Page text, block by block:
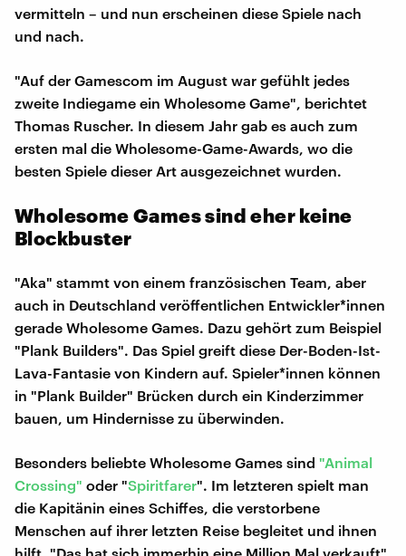
vermitteln – und nun erscheinen diese Spiele nach
und nach.
"Auf der Gamescom im August war gefühlt jedes
zweite Indiegame ein Wholesome Game", berichtet
Thomas Ruscher. In diesem Jahr gab es auch zum
ersten mal die Wholesome-Game-Awards, wo die
besten Spiele dieser Art ausgezeichnet wurden.
Wholesome Games sind eher keine
Blockbuster
"Aka" stammt von einem französischen Team, aber
auch in Deutschland veröffentlichen Entwickler*innen
gerade Wholesome Games. Dazu gehört zum Beispiel
"Plank Builders". Das Spiel greift diese Der-Boden-Ist-
Lava-Fantasie von Kindern auf. Spieler*innen können
in "Plank Builder" Brücken durch ein Kinderzimmer
bauen, um Hindernisse zu überwinden.
Besonders beliebte Wholesome Games sind "Animal
Crossing" oder "Spiritfarer". Im letzteren spielt man
die Kapitänin eines Schiffes, die verstorbene
Menschen auf ihrer letzten Reise begleitet und ihnen